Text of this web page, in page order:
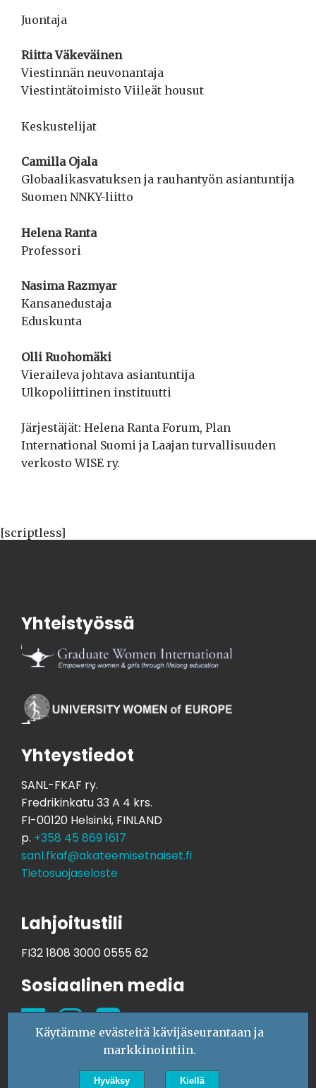
Juontaja
Riitta Väkeväinen
Viestinnän neuvonantaja
Viestintätoimisto Viileät housut
Keskustelijat
Camilla Ojala
Globaalikasvatuksen ja rauhantyön asiantuntija
Suomen NNKY-liitto
Helena Ranta
Professori
Nasima Razmyar
Kansanedustaja
Eduskunta
Olli Ruohomäki
Vieraileva johtava asiantuntija
Ulkopoliittinen instituutti
Järjestäjät: Helena Ranta Forum, Plan
International Suomi ja Laajan turvallisuuden
verkosto WISE ry.
[scriptless]
Yhteistyössä
Yhteystiedot
SANL-FKAF ry.
Fredrikinkatu 33 A 4 krs.
FI-00120 Helsinki, FINLAND
p. +358 45 869 1617
sanl.fkaf@akateemisetnaiset.fi
Tietosuojaseloste
Lahjoitustili
FI32 1808 3000 0555 62
Sosiaalinen media
Käytämme evästeitä kävijäseurantaan ja
markkinointiin.
Hyväksy Kiellä